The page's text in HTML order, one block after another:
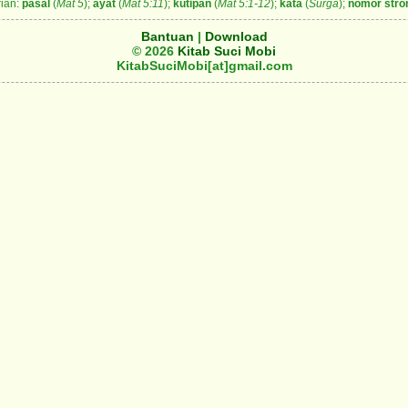
pasal (Mat 5); ayat(Mat 5:11); kutipan(Mat 5:1-12); kata(Surga); nomor
Bantuan | Download
© 2026 Kitab Suci Mobi
KitabSuciMobi[at]gmail.com